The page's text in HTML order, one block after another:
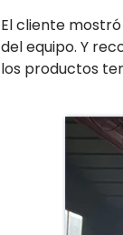
El cliente
del equipo. Y
los productos